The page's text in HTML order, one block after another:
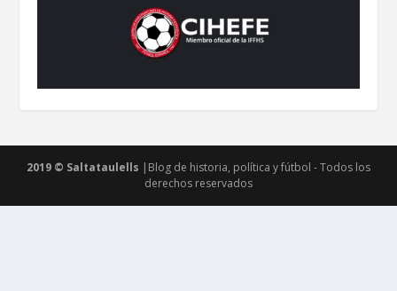
2019 © Saltataulells |Blog de historia, política y fútbol - Todos los
derechos reservados